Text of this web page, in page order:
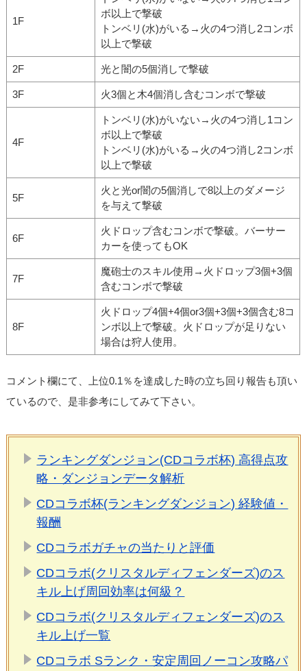
1F
ボ以上で撃破
トンベリ(水)がいる→火の4つ消し2コンボ
以上で撃破
2F 光と闇の5個消しで撃破
3F 火3個と木4個消し含むコンボで撃破
4F
トンベリ(水)がいない→火の4つ消し1コン
ボ以上で撃破
トンベリ(水)がいる→火の4つ消し2コンボ
以上で撃破
5F
火と光or闇の5個消しで8以上のダメージ
を与えて撃破
6F
火ドロップ含むコンボで撃破。バーサー
カーを使ってもOK
7F
魔砲士のスキル使用→火ドロップ3個+3個
含むコンボで撃破
8F
火ドロップ4個+4個or3個+3個+3個含む8コ
ンボ以上で撃破。火ドロップが足りない
場合は狩人使用。
コメント欄にて、上位0.1％を達成した時の立ち回り報告も頂い
ているので、是非参考にしてみて下さい。
ランキングダンジョン(CDコラボ杯) 高得点攻
略・ダンジョンデータ解析
CDコラボ杯(ランキングダンジョン) 経験値・
報酬
CDコラボガチャの当たりと評価
CDコラボ(クリスタルディフェンダーズ)のス
キル上げ周回効率は何級？
CDコラボ(クリスタルディフェンダーズ)のス
キル上げ一覧
CDコラボ Sランク・安定周回ノーコン攻略パ